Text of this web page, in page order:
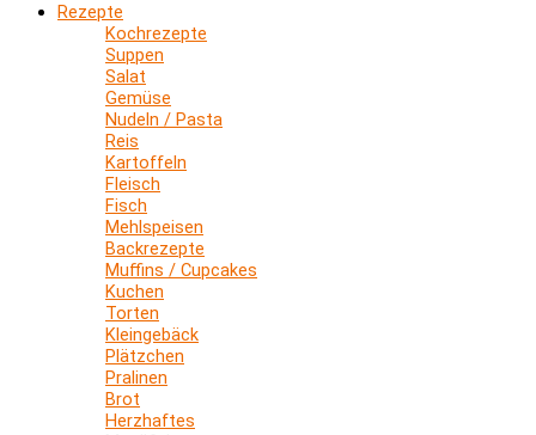
Rezepte
Kochrezepte
Suppen
Salat
Gemüse
Nudeln / Pasta
Reis
Kartoffeln
Fleisch
Fisch
Mehlspeisen
Backrezepte
Muffins / Cupcakes
Kuchen
Torten
Kleingebäck
Plätzchen
Pralinen
Brot
Herzhaftes